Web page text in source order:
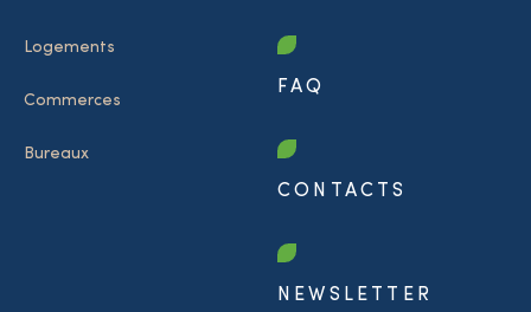
Logements
Commerces
Bureaux
FAQ
CONTACTS
NEWSLETTER